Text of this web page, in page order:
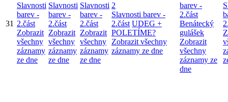
31
Slavnosti
barev -
2.část
Zobrazit
všechny
záznamy
ze dne
Slavnosti
barev -
2.část
Zobrazit
všechny
záznamy
ze dne
Slavnosti
barev -
2.část
Zobrazit
všechny
záznamy
ze dne
2
Slavnosti barev -
2.část UDEG +
POLETÍME?
Zobrazit všechny
záznamy ze dne
barev -
2.část
Benátecký
gulášek
Zobrazit
všechny
záznamy ze
dne